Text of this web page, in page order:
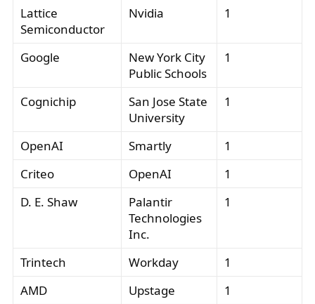
Lattice
Semiconductor
Nvidia 1
Google
New York City
Public Schools
1
Cognichip
San Jose State
University
1
OpenAI Smartly
1
Criteo
OpenAI
1
D. E. Shaw
Palantir
Technologies
Inc.
1
Trintech Workday
1
AMD
Upstage
1